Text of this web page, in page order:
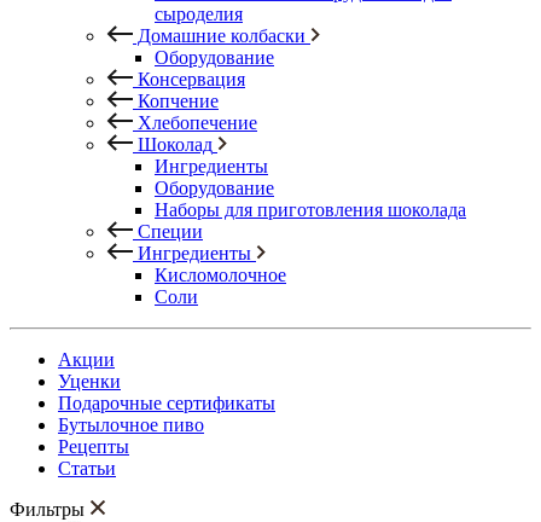
сыроделия
Домашние колбаски
Оборудование
Консервация
Копчение
Хлебопечение
Шоколад
Ингредиенты
Оборудование
Наборы для приготовления шоколада
Специи
Ингредиенты
Кисломолочное
Соли
Акции
Уценки
Подарочные сертификаты
Бутылочное пиво
Рецепты
Статьи
Фильтры